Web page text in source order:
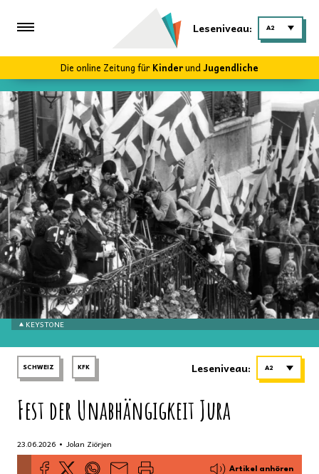
Leseniveau: A2
Die online Zeitung fürKinderundJugendliche
KEYSTONE
SCHWEIZ KFK Leseniveau: A2
Fest der Unabhängigkeit Jura
23.06.2026 • Jolan Ziörjen
Artikel anhören